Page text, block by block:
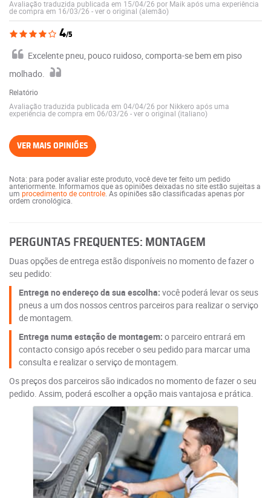
Avaliação traduzida publicada em 15/04/26 por Maik após uma experiência
de compra em 16/03/26 -ver o original (alemão)
4/5
Excelente pneu, pouco ruidoso, comporta-se bem em piso
molhado.
Relatório
Avaliação traduzida publicada em 04/04/26 por Nikkero após uma
experiência de compra em 06/03/26 -ver o original (italiano)
VER MAIS OPINIÕES
Nota: para poder avaliar este produto, você deve ter feito um pedido
anteriormente. Informamos que as opiniões deixadas no site estão sujeitas a
um procedimento de controle . As opiniões são classificadas apenas por
ordem cronológica.
PERGUNTAS FREQUENTES: MONTAGEM
Duas opções de entrega estão disponíveis no momento de fazer o
seu pedido:
Entrega no endereço da sua escolha: você poderá levar os seus
pneus a um dos nossos centros parceiros para realizar o serviço
de montagem.
Entrega numa estação de montagem: o parceiro entrará em
contacto consigo após receber o seu pedido para marcar uma
consulta e realizar o serviço de montagem.
Os preços dos parceiros são indicados no momento de fazer o seu
pedido. Assim, poderá escolher a opção mais vantajosa e prática.